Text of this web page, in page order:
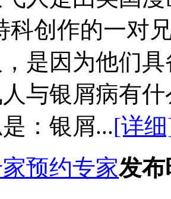
科创作的一对
是因为他们
与银屑病有
：银屑...[详
预约专家发布